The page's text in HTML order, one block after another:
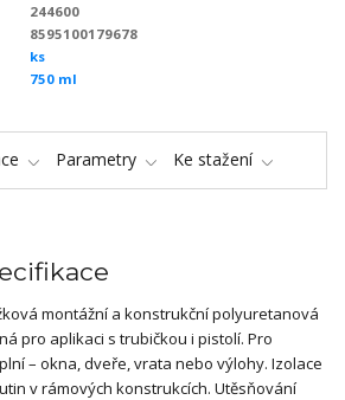
244600
8595100179678
ks
750 ml
Parametry Ke stažení
montážní a konstrukční polyuretanová
pro aplikaci s trubičkou i pistolí. Pro
– okna, dveře, vrata nebo výlohy. Izolace
v rámových konstrukcích. Utěsňování